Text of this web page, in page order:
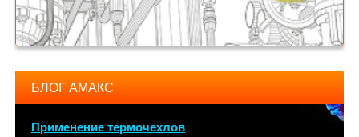
БЛОГ АМАКС
Применение термочехлов